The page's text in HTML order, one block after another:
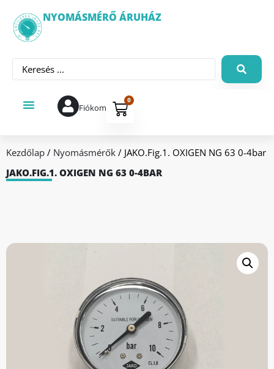
NYOMÁSMÉRŐ ÁRUHÁZ
Fiókom
0
Kezdőlap / Nyomásmérők / JAKO.Fig.1. OXIGEN NG 63 0-4bar
JAKO.FIG.1. OXIGEN NG 63 0-4BAR